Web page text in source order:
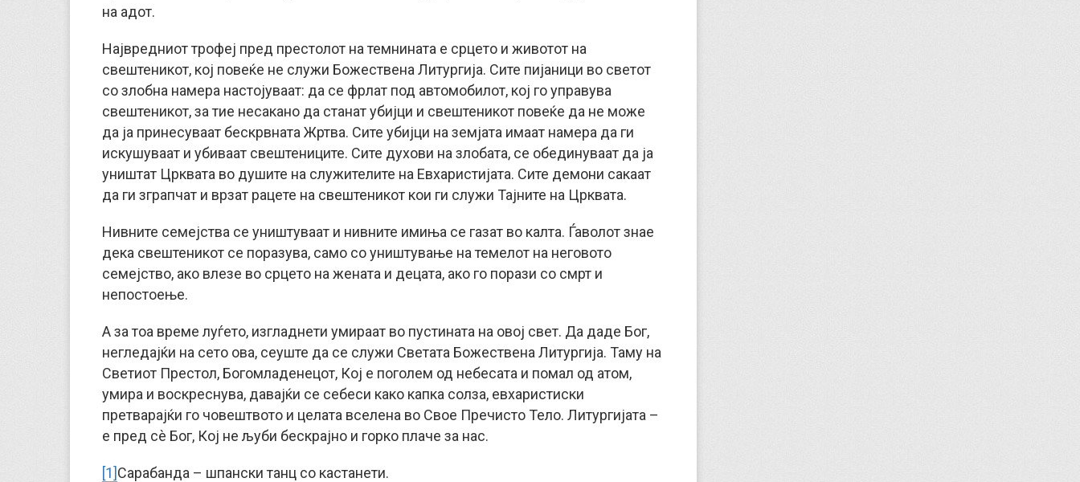
на адот.
Највредниот трофеј пред престолот на темнината е срцето и животот на
свештеникот, кој повеќе не служи Божествена Литургија. Сите пијаници во светот
со злобна намера настојуваат: да се фрлат под автомобилот, кој го управува
свештеникот, за тие несакано да станат убијци и свештеникот повеќе да не може
да ја принесуваат бескрвната Жртва. Сите убијци на земјата имаат намера да ги
искушуваат и убиваат свештениците. Сите духови на злобата, се обединуваат да ја
уништат Црквата во душите на служителите на Евхаристијата. Сите демони сакаат
да ги зграпчат и врзат рацете на свештеникот кои ги служи Тајните на Црквата.
Нивните семејства се уништуваат и нивните имиња се газат во калта. Ѓаволот знае
дека свештеникот се поразува, само со уништување на темелот на неговото
семејство, ако влезе во срцето на жената и децата, ако го порази со смрт и
непостоење.
А за тоа време луѓето, изгладнети умираат во пустината на овој свет. Да даде Бог,
негледајќи на сето ова, сеуште да се служи Светата Божествена Литургија. Таму на
Светиот Престол, Богомладенецот, Кој е поголем од небесата и помал од атом,
умира и воскреснува, давајќи се себеси како капка солза, евхаристиски
претварајќи го човештвото и целата вселена во Свое Пречисто Тело. Литургијата –
е пред сè Бог, Кој не љуби бескрајно и горко плаче за нас.
[1]Сарабанда – шпански танц со кастанети.